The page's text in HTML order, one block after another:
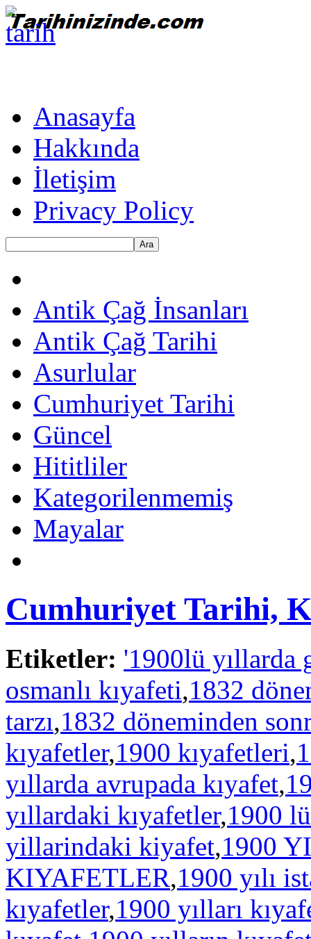
Anasayfa
Hakkında
İletişim
Privacy Policy
Ara
Antik Çağ İnsanları
Antik Çağ Tarihi
Asurlular
Cumhuriyet Tarihi
Güncel
Hititliler
Kategorilenmemiş
Mayalar
Cumhuriyet Tarihi,
Etiketler: '1900lü yıllarda
osmanlı kıyafeti,1832
tarzı,1832 döneminden
kıyafetler,1900 kıyafetleri,
yıllarda avrupada kıyafet,
yıllardaki kıyafetler,1900
yillarindaki kiyafet,1900
KIYAFETLER,1900 yılı
kıyafetler,1900 yılları